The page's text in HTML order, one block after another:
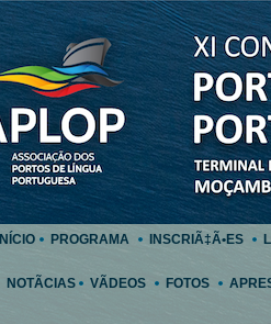
INÍCIO PROGRAMA INSCRIÃ‡Ã•ES
NOTÃCIAS
VÃDEOS FOTOS